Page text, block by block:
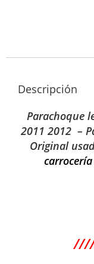
Descripción
Parachoque
2011 2012 –
Original